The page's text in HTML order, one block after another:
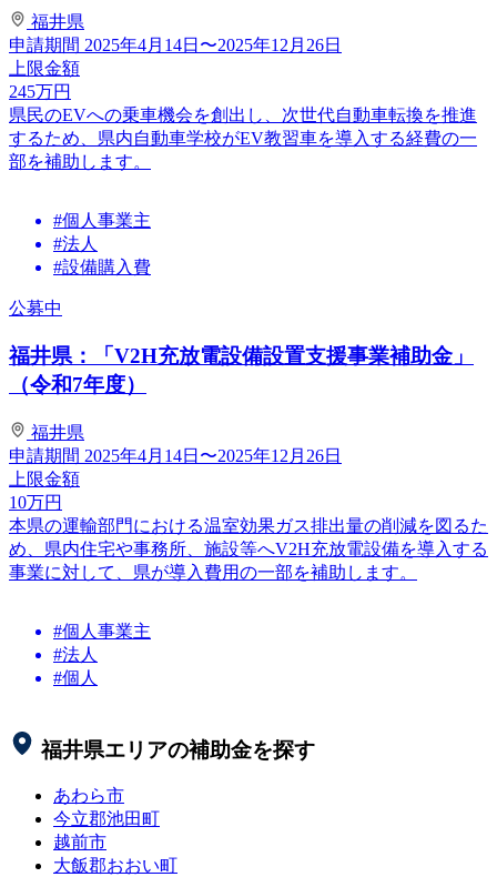
福井県
申請期間 2025年4月14日〜2025年12月26日
上限金額
245万円
県民のEVへの乗車機会を創出し、次世代自動車転換を推進
するため、県内自動車学校がEV教習車を導入する経費の一
部を補助します。
#個人事業主
#法人
#設備購入費
公募中
福井県：「V2H充放電設備設置支援事業補助金」
（令和7年度）
福井県
申請期間 2025年4月14日〜2025年12月26日
上限金額
10万円
本県の運輸部門における温室効果ガス排出量の削減を図るた
め、県内住宅や事務所、施設等へV2H充放電設備を導入する
事業に対して、県が導入費用の一部を補助します。
#個人事業主
#法人
#個人
福井県エリアの補助金を探す
あわら市
今立郡池田町
越前市
大飯郡おおい町